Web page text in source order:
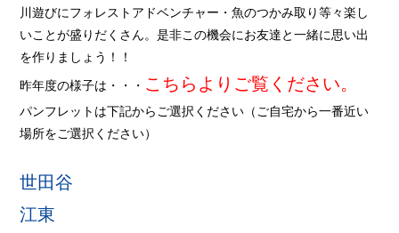
川遊びにフォレストアドベンチャー・魚のつかみ取り等々楽し
いことが盛りだくさん。是非この機会にお友達と一緒に思い出
を作りましょう！！
昨年度の様子は・・・ こちらよりご覧ください。
パンフレットは下記からご選択ください（ご自宅から一番近い
場所をご選択ください）
世田谷
江東